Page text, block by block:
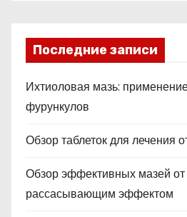
Последние записи
Ихтиоловая мазь:
фурункулов
Обзор таблеток для лечения
Обзор эффективных мазей
рассасывающим эффектом